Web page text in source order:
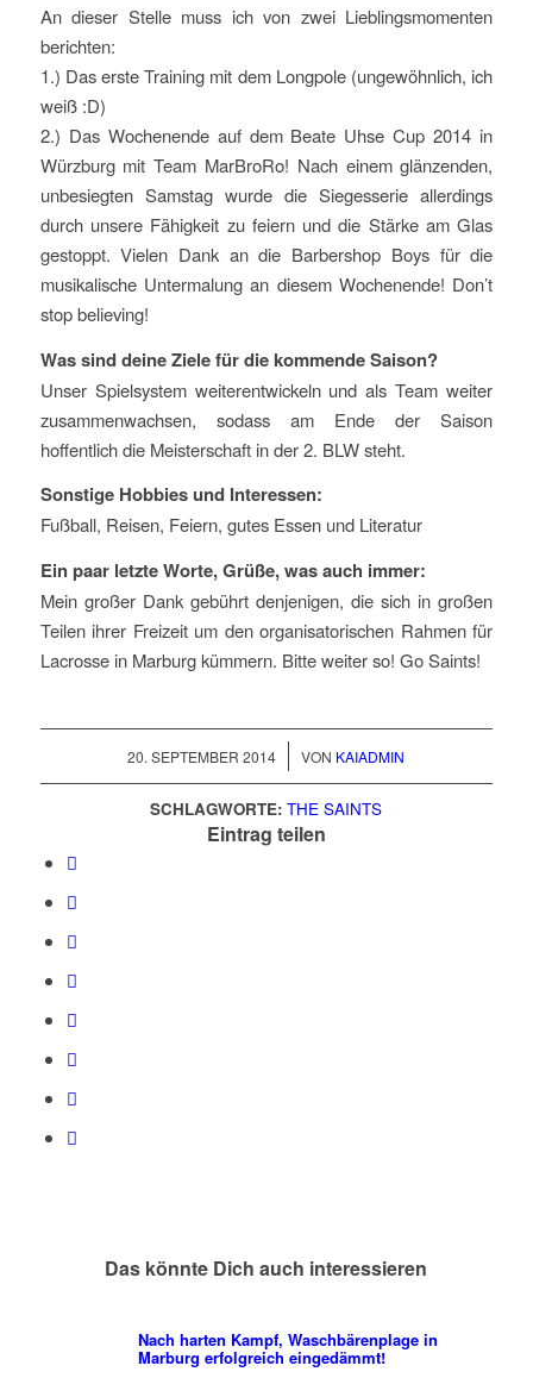
An dieser Stelle muss ich von zwei Lieblingsmomenten
berichten:
1.) Das erste Training mit dem Longpole (ungewöhnlich, ich
weiß :D)
2.) Das Wochenende auf dem Beate Uhse Cup 2014 in
Würzburg mit Team MarBroRo! Nach einem glänzenden,
unbesiegten Samstag wurde die Siegesserie allerdings
durch unsere Fähigkeit zu feiern und die Stärke am Glas
gestoppt. Vielen Dank an die Barbershop Boys für die
musikalische Untermalung an diesem Wochenende! Don’t
stop believing!
Was sind deine Ziele für die kommende Saison?
Unser Spielsystem weiterentwickeln und als Team weiter
zusammenwachsen, sodass am Ende der Saison
hoffentlich die Meisterschaft in der 2. BLW steht.
Sonstige Hobbies und Interessen:
Fußball, Reisen, Feiern, gutes Essen und Literatur
Ein paar letzte Worte, Grüße, was auch immer:
Mein großer Dank gebührt denjenigen, die sich in großen
Teilen ihrer Freizeit um den organisatorischen Rahmen für
Lacrosse in Marburg kümmern. Bitte weiter so! Go Saints!
20. SEPTEMBER 2014
/ VON KAIADMIN
SCHLAGWORTE: THE SAINTS
Eintrag teilen
Das könnte Dich auch interessieren
Nach harten Kampf, Waschbärenplage in
Marburg erfolgreich eingedämmt!